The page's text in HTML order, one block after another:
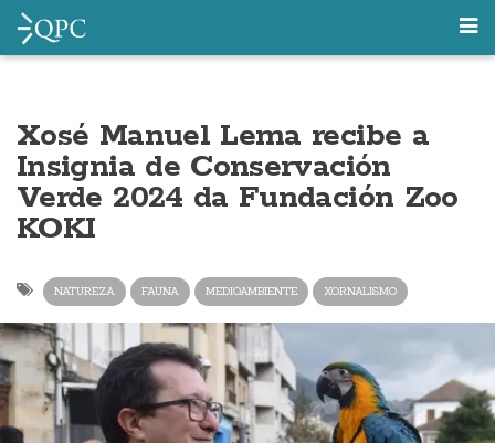
Xosé Manuel Lema recibe a
Insignia de Conservación
Verde 2024 da Fundación Zoo
KOKI
NATUREZA FAUNA MEDIOAMBIENTE XORNALISMO